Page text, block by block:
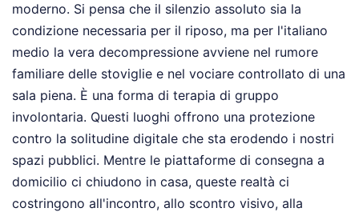
moderno. Si pensa che il silenzio assoluto sia la
condizione necessaria per il riposo, ma per l'italiano
medio la vera decompressione avviene nel rumore
familiare delle stoviglie e nel vociare controllato di una
sala piena. È una forma di terapia di gruppo
involontaria. Questi luoghi offrono una protezione
contro la solitudine digitale che sta erodendo i nostri
spazi pubblici. Mentre le piattaforme di consegna a
domicilio ci chiudono in casa, queste realtà ci
costringono all'incontro, allo scontro visivo, alla